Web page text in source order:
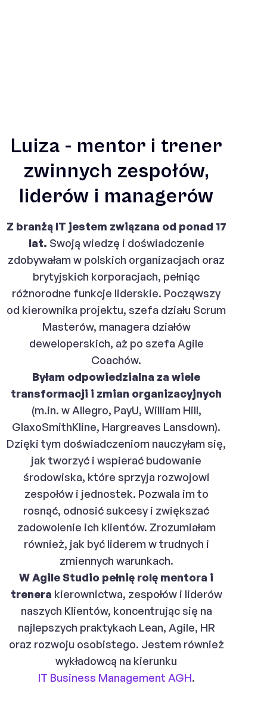
Luiza - mentor i trener
zwinnych zespołów,
liderów i managerów
Z branżą IT jestem związana od ponad 17
lat. Swoją wiedzę i doświadczenie
zdobywałam w polskich organizacjach oraz
brytyjskich korporacjach, pełniąc
różnorodne funkcje liderskie. Począwszy
od kierownika projektu, szefa działu Scrum
Masterów, managera działów
deweloperskich, aż po szefa Agile
Coachów.
Byłam odpowiedzialna za wiele
transformacji i zmian organizacyjnych
(m.in. w Allegro, PayU, William Hill,
GlaxoSmithKline, Hargreaves Lansdown).
Dzięki tym doświadczeniom nauczyłam się,
jak tworzyć i wspierać budowanie
środowiska, które sprzyja rozwojowi
zespołów i jednostek. Pozwala im to
rosnąć, odnosić sukcesy i zwiększać
zadowolenie ich klientów. Zrozumiałam
również, jak być liderem w trudnych i
zmiennych warunkach.
W Agile Studio pełnię rolę mentora i
trenera kierownictwa, zespołów i liderów
naszych Klientów, koncentrując się na
najlepszych praktykach Lean, Agile, HR
oraz rozwoju osobistego. Jestem również
wykładowcą na kierunku
IT Business Management AGH.